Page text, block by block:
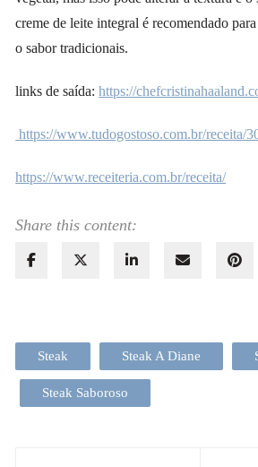
creme de leite integral é recomendado
o sabor tradicionais.
links de saída:https://
https://www.tudogostoso.com.br/receita/
https://www.receiteria.com.br/receita/
Share this content:
Steak Steak A Diane
Steak Saboroso